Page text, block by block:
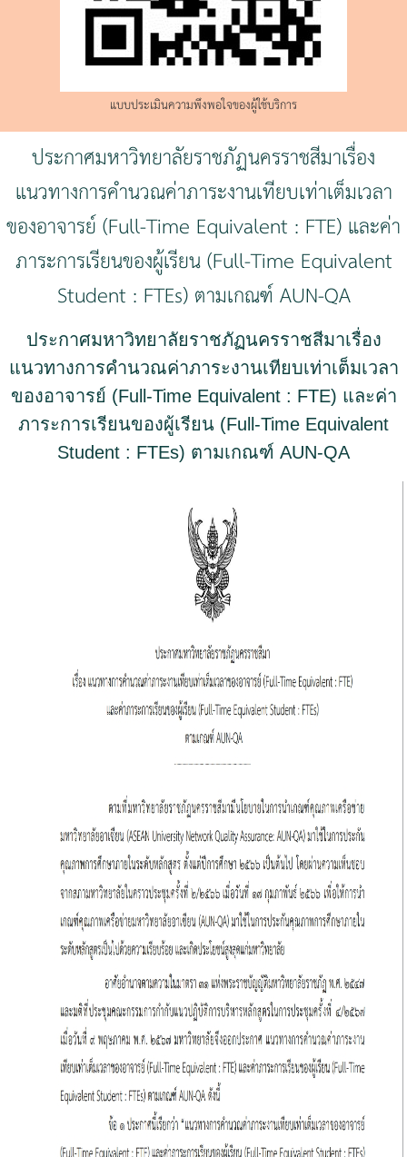
แบบประเมินความพึงพอใจของผู้ใช้บริการ
ประกาศมหาวิทยาลัยราชภัฏนครราชสีมาเรื่อง
แนวทางการคำนวณค่าภาระงานเทียบเท่าเต็มเวลา
ของอาจารย์ (Full-Time Equivalent : FTE) และค่า
ภาระการเรียนของผู้เรียน (Full-Time Equivalent
Student : FTEs) ตามเกณฑ์ AUN-QA
ประกาศมหาวิทยาลัยราชภัฏนครราชสีมาเรื่อง
แนวทางการคำนวณค่าภาระงานเทียบเท่าเต็มเวลา
ของอาจารย์ (Full-Time Equivalent : FTE) และค่า
ภาระการเรียนของผู้เรียน (Full-Time Equivalent
Student : FTEs) ตามเกณฑ์ AUN-QA